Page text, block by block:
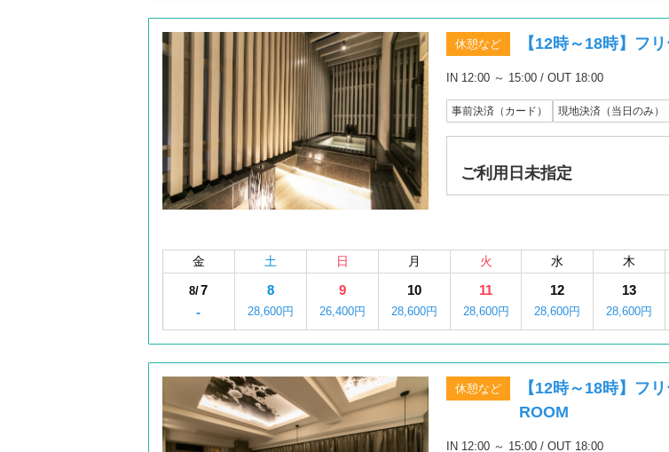
休憩など 【12時～18時】フ
IN 12:00 ～ 15:00 / OUT 18:00
事前決済（カード） 現地決済（当日のみ）
ご利用日未指定
金 土 日 月 火 水 木
8/7
-
8
28,600円
9
26,400円
10
28,600円
11
28,600円
12
28,600円
13
28,600円
休憩など
【12時～18時】フ
ROOM
IN 12:00 ～ 15:00 / OUT 18:00